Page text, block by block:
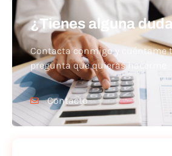
¿Tienes alguna
Contacta conmigo y cuéntame
pregunta que quieras hacerme
Contacto